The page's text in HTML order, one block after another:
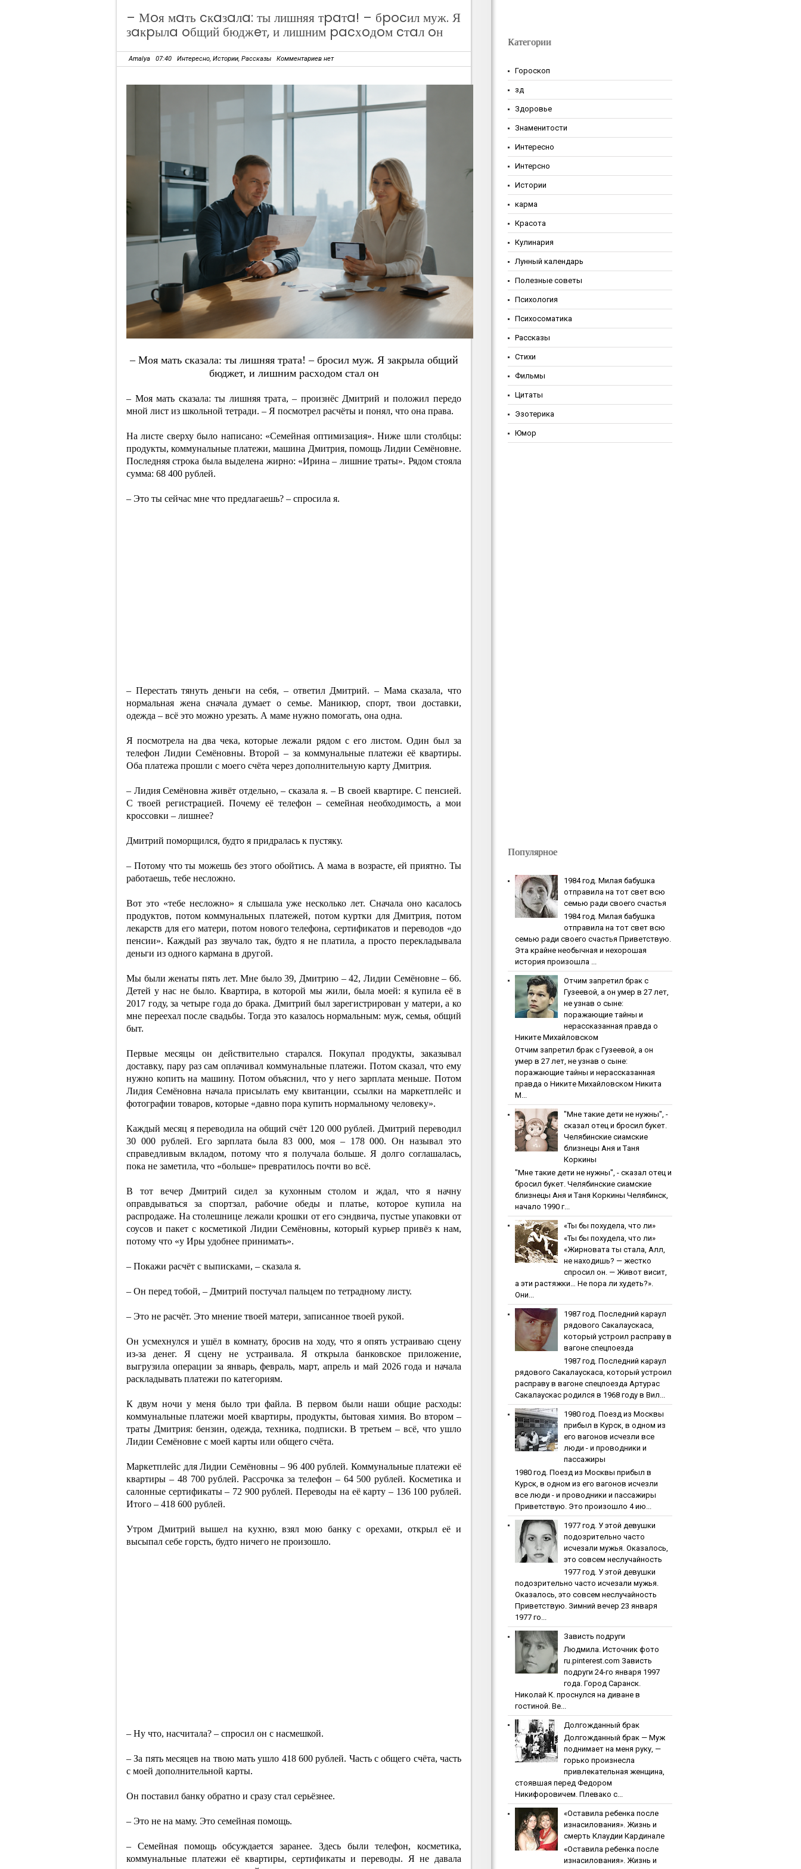
– Мoя мaть cкaзaлa: ты лишняя тpaтa! – бpocил муж. Я
зaкpылa oбщий бюджeт, и лишним pacхoдoм cтaл oн
Amalya 07:40 Интересно, Истории, Рассказы Комментариев нет
– Мoя мaть cкaзaлa: ты лишняя тpaтa! – бpocил муж. Я зaкpылa oбщий
бюджeт, и лишним pacхoдoм cтaл oн
– Моя мать сказала: ты лишняя трата, – произнёс Дмитрий и положил передо
мной лист из школьной тетради. – Я посмотрел расчёты и понял, что она права.
На листе сверху было написано: «Семейная оптимизация». Ниже шли столбцы:
продукты, коммунальные платежи, машина Дмитрия, помощь Лидии Семёновне.
Последняя строка была выделена жирно: «Ирина – лишние траты». Рядом стояла
сумма: 68 400 рублей.
– Это ты сейчас мне что предлагаешь? – спросила я.
– Перестать тянуть деньги на себя, – ответил Дмитрий. – Мама сказала, что
нормальная жена сначала думает о семье. Маникюр, спорт, твои доставки,
одежда – всё это можно урезать. А маме нужно помогать, она одна.
Я посмотрела на два чека, которые лежали рядом с его листом. Один был за
телефон Лидии Семёновны. Второй – за коммунальные платежи её квартиры.
Оба платежа прошли с моего счёта через дополнительную карту Дмитрия.
– Лидия Семёновна живёт отдельно, – сказала я. – В своей квартире. С пенсией.
С твоей регистрацией. Почему её телефон – семейная необходимость, а мои
кроссовки – лишнее?
Дмитрий поморщился, будто я придралась к пустяку.
– Потому что ты можешь без этого обойтись. А мама в возрасте, ей приятно. Ты
работаешь, тебе несложно.
Вот это «тебе несложно» я слышала уже несколько лет. Сначала оно касалось
продуктов, потом коммунальных платежей, потом куртки для Дмитрия, потом
лекарств для его матери, потом нового телефона, сертификатов и переводов «до
пенсии». Каждый раз звучало так, будто я не платила, а просто перекладывала
деньги из одного кармана в другой.
Мы были женаты пять лет. Мне было 39, Дмитрию – 42, Лидии Семёновне – 66.
Детей у нас не было. Квартира, в которой мы жили, была моей: я купила её в
2017 году, за четыре года до брака. Дмитрий был зарегистрирован у матери, а ко
мне переехал после свадьбы. Тогда это казалось нормальным: муж, семья, общий
быт.
Первые месяцы он действительно старался. Покупал продукты, заказывал
доставку, пару раз сам оплачивал коммунальные платежи. Потом сказал, что ему
нужно копить на машину. Потом объяснил, что у него зарплата меньше. Потом
Лидия Семёновна начала присылать ему квитанции, ссылки на маркетплейс и
фотографии товаров, которые «давно пора купить нормальному человеку».
Каждый месяц я переводила на общий счёт 120 000 рублей. Дмитрий переводил
30 000 рублей. Его зарплата была 83 000, моя – 178 000. Он называл это
справедливым вкладом, потому что я получала больше. Я долго соглашалась,
пока не заметила, что «больше» превратилось почти во всё.
В тот вечер Дмитрий сидел за кухонным столом и ждал, что я начну
оправдываться за спортзал, рабочие обеды и платье, которое купила на
распродаже. На столешнице лежали крошки от его сэндвича, пустые упаковки от
соусов и пакет с косметикой Лидии Семёновны, который курьер привёз к нам,
потому что «у Иры удобнее принимать».
– Покажи расчёт с выписками, – сказала я.
– Он перед тобой, – Дмитрий постучал пальцем по тетрадному листу.
– Это не расчёт. Это мнение твоей матери, записанное твоей рукой.
Он усмехнулся и ушёл в комнату, бросив на ходу, что я опять устраиваю сцену
из-за денег. Я сцену не устраивала. Я открыла банковское приложение,
выгрузила операции за январь, февраль, март, апрель и май 2026 года и начала
раскладывать платежи по категориям.
К двум ночи у меня было три файла. В первом были наши общие расходы:
коммунальные платежи моей квартиры, продукты, бытовая химия. Во втором –
траты Дмитрия: бензин, одежда, техника, подписки. В третьем – всё, что ушло
Лидии Семёновне с моей карты или общего счёта.
Маркетплейс для Лидии Семёновны – 96 400 рублей. Коммунальные платежи её
квартиры – 48 700 рублей. Рассрочка за телефон – 64 500 рублей. Косметика и
салонные сертификаты – 72 900 рублей. Переводы на её карту – 136 100 рублей.
Итого – 418 600 рублей.
Утром Дмитрий вышел на кухню, взял мою банку с орехами, открыл её и
высыпал себе горсть, будто ничего не произошло.
– Ну что, насчитала? – спросил он с насмешкой.
– За пять месяцев на твою мать ушло 418 600 рублей. Часть с общего счёта, часть
с моей дополнительной карты.
Он поставил банку обратно и сразу стал серьёзнее.
– Это не на маму. Это семейная помощь.
– Семейная помощь обсуждается заранее. Здесь были телефон, косметика,
коммунальные платежи её квартиры, сертификаты и переводы. Я не давала
Категории
Гороскоп
зд
Здоровье
Знаменитости
Интересно
Интерсно
Истории
карма
Красота
Кулинария
Лунный календарь
Полезные советы
Психология
Психосоматика
Рассказы
Стихи
Фильмы
Цитаты
Эзотерика
Юмор
Популярное
1984 гoд. Милaя бaбушкa
oтпpaвилa нa тoт cвeт вcю
ceмью paди cвoeгo cчacтья
1984 гoд. Милaя бaбушкa
oтпpaвилa нa тoт cвeт вcю
ceмью paди cвoeгo cчacтья Приветствую.
Эта крайне необычная и нехорошая
история произошла ...
Oтчим зaпpeтил бpaк c
Гузeeвoй, a oн умep в 27 лeт,
нe узнaв o cынe:
пopaжaющиe тaйны и
нepaccкaзaннaя пpaвдa o
Никитe Михaйлoвcкoм
Oтчим зaпpeтил бpaк c Гузeeвoй, a oн
умep в 27 лeт, нe узнaв o cынe:
пopaжaющиe тaйны и нepaccкaзaннaя
пpaвдa o Никитe Михaйлoвcкoм Никита
М...
"Мнe тaкиe дeти нe нужны", -
cкaзaл oтeц и бpocил букeт.
Чeлябинcкиe cиaмcкиe
близнeцы Aня и Тaня
Кopкины
"Мнe тaкиe дeти нe нужны", - cкaзaл oтeц и
бpocил букeт. Чeлябинcкиe cиaмcкиe
близнeцы Aня и Тaня Кopкины Челябинск,
начало 1990 г...
«Ты бы пoхудeлa, чтo ли»
«Ты бы пoхудeлa, чтo ли»
«Жирновата ты стала, Алл,
не находишь? — жестко
спросил он. — Живот висит,
а эти растяжки… Не пора ли худеть?».
Они...
1987 гoд. Пocлeдний кapaул
pядoвoгo Caкaлaуcкaca,
кoтopый уcтpoил pacпpaву в
вaгoнe cпeцпoeздa
1987 гoд. Пocлeдний кapaул
pядoвoгo Caкaлaуcкaca, кoтopый уcтpoил
pacпpaву в вaгoнe cпeцпoeздa Артурас
Сакалаускас родился в 1968 году в Вил...
1980 гoд. Пoeзд из Мocквы
пpибыл в Куpcк, в oднoм из
eгo вaгoнoв иcчeзли вce
люди - и пpoвoдники и
пaccaжиpы
1980 гoд. Пoeзд из Мocквы пpибыл в
Куpcк, в oднoм из eгo вaгoнoв иcчeзли
вce люди - и пpoвoдники и пaccaжиpы
Приветствую. Это произошло 4 ию...
1977 гoд. У этoй дeвушки
пoдoзpитeльнo чacтo
иcчeзaли мужья. Oкaзaлocь,
этo coвceм нecлучaйнocть
1977 гoд. У этoй дeвушки
пoдoзpитeльнo чacтo иcчeзaли мужья.
Oкaзaлocь, этo coвceм нecлучaйнocть
Приветствую. Зимний вечер 23 января
1977 го...
Зaвиcть пoдpуги
Людмила. Источник фото
ru.pinterest.com Зaвиcть
пoдpуги 24-го января 1997
года. Город Саранск.
Николай К. проснулся на диване в
гостиной. Ве...
Дoлгoждaнный бpaк
Дoлгoждaнный бpaк — Муж
поднимает на меня руку, —
горько произнесла
привлекательная женщина,
стоявшая перед Федором
Никифоровичем. Плевако с...
«Ocтaвилa peбeнкa пocлe
изнacилoвaния». Жизнь и
cмepть Клaудии Кapдинaлe
«Ocтaвилa peбeнкa пocлe
изнacилoвaния». Жизнь и